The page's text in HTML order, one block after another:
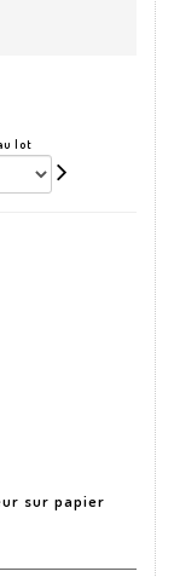
lot
sur papier